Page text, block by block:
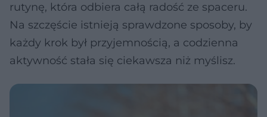
rutynę, która odbiera całą radość ze spaceru.
Na szczęście istnieją sprawdzone sposoby, by
każdy krok był przyjemnością, a codzienna
aktywność stała się ciekawsza niż myślisz.